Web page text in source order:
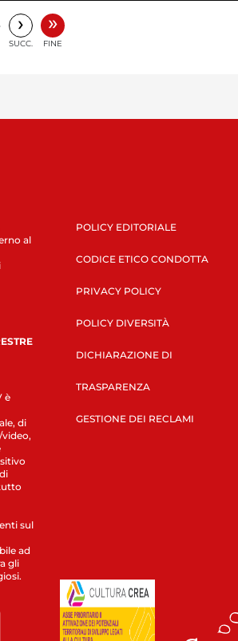
›
SUCC.
»
FINE
al
è
di
sul
ad
gli
POLICY EDITORIALE
CODICE ETICO CONDOTTA
PRIVACY POLICY
POLICY DIVERSITÀ
DICHIARAZIONE DI
TRASPARENZA
GESTIONE DEI RECLAMI